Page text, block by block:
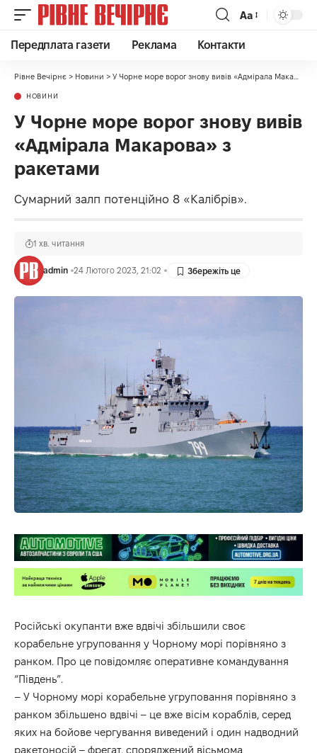
Аа
Передплата газети Реклама Контакти
Рівне Вечірнє > Новини > У Чорне море ворог знову вивів «Адмірала Макарова» з ракетами
НОВИНИ
У Чорне море ворог знову вивів
«Адмірала Макарова» з
ракетами
Сумарний залп потенційно 8 «Калібрів».
admin 24 Лютого 2023, 21:02
1 хв. читання
Російські окупанти вже вдвічі збільшили своє
корабельне угруповання у Чорному морі порівняно з
ранком. Про це повідомляє оперативне командування
“Південь”.
– У Чорному морі корабельне угруповання порівняно з
ранком збільшено вдвічі – це вже вісім кораблів, серед
яких на бойове чергування виведений і один надводний
ракетоносій – фрегат, споряджений вісьмома